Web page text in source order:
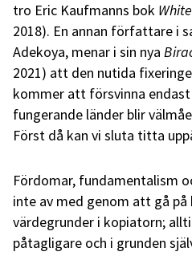
tro Eric Kaufmanns bok
2018). En annan författare i
Adekoya, menar i sin nya
2021) att den nutida
kommer att försvinna
fungerande länder blir
Först då kan vi sluta titta
Fördomar, fundamentalism
inte av med genom att gå på
värdegrunder i kopiatorn;
påtagligare och i grunden